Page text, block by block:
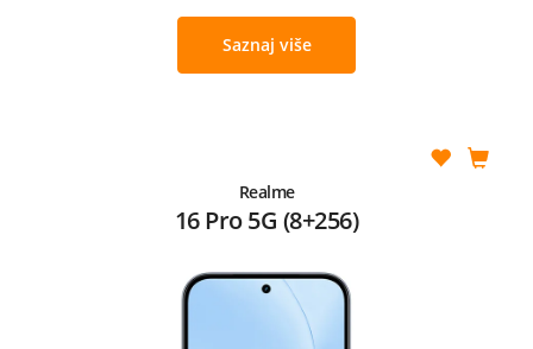
Saznaj više
Realme
16 Pro 5G (8+256)